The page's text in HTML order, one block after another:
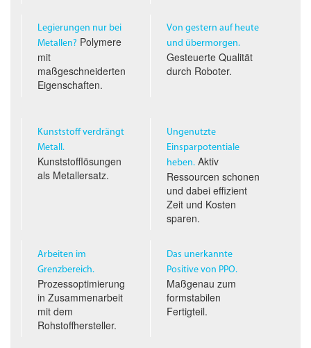
Legierungen nur bei
Metallen? Polymere
mit
maßgeschneiderten
Eigenschaften.
Von gestern auf heute
und übermorgen.
Gesteuerte Qualität
durch Roboter.
Kunststoff verdrängt
Metall.
Kunststofflösungen
als Metallersatz.
Ungenutzte
Einsparpotentiale
heben.Aktiv
Ressourcen schonen
und dabei effizient
Zeit und Kosten
sparen.
Arbeiten im
Grenzbereich.
Prozessoptimierung
in Zusammenarbeit
mit dem
Rohstoffhersteller.
Das unerkannte
Positive von PPO.
Maßgenau zum
formstabilen
Fertigteil.